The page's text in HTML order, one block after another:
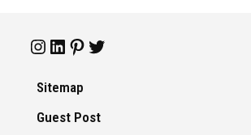
Sitemap
Guest Post